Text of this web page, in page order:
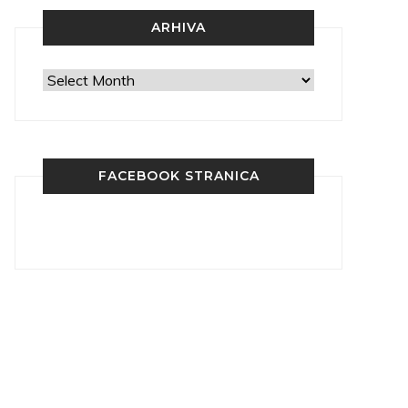
ARHIVA
Arhiva
FACEBOOK STRANICA